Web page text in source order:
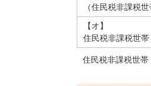
（住民税非課税世
【オ】
住民税非課税世帯
住民税非課税世